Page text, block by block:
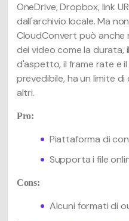
OneDrive, Dropbox, link
dall'archivio locale. Ma
CloudConvert può anche
dei video come la durata,
d'aspetto, il frame rate e
prevedibile, ha un limite
altri.
Pro:
Piattaforma di
Supporta i file
Cons:
Alcuni formati di